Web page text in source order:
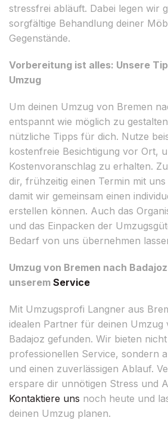
stressfrei abläuft. Dabei legen wir
sorgfältige Behandlung deiner
Gegenstände.
Vorbereitung ist alles: Unsere
Umzug
Um deinen Umzug von Bremen
entspannt wie möglich zu
nützliche Tipps für dich. Nutze
kostenfreie Besichtigung vor Ort,
Kostenvoranschlag zu erhalten.
dir, frühzeitig einen Termin mit
damit wir gemeinsam einen
erstellen können. Auch das
und das Einpacken der
Bedarf von uns übernehmen
Umzug von Bremen nach
unserem Service
Mit Umzugsprofi Langner aus
idealen Partner für deinen Umzug
Badajoz gefunden. Wir bieten
professionellen Service, sondern
und einen zuverlässigen Ablauf.
erspare dir unnötigen Stress und
Kontaktiere uns noch heute und
deinen Umzug planen.